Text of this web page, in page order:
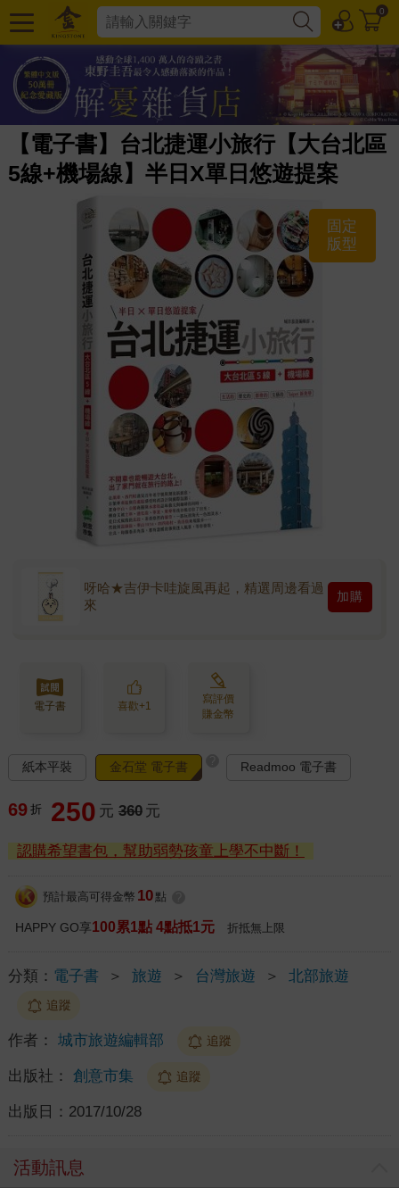
0
【電子書】台北捷運小旅行【大台北區
5線+機場線】半日X單日悠遊提案
固定
版型
呀哈★吉伊卡哇旋風再起，精選周邊看過
來
加購
電子書 喜歡+1
寫評價
賺金幣
紙本平裝 金石堂 電子書 Readmoo 電子書
69 折 250 元 360 元
認購希望書包，幫助弱勢孩童上學不中斷！
預計最高可得金幣 10 點
HAPPY GO享100累1點 4點抵1元 折抵無上限
分類： 電子書 ＞ 旅遊 ＞ 台灣旅遊 ＞ 北部旅遊
追蹤
作者： 城市旅遊編輯部 追蹤
出版社： 創意市集 追蹤
出版日： 2017/10/28
活動訊息